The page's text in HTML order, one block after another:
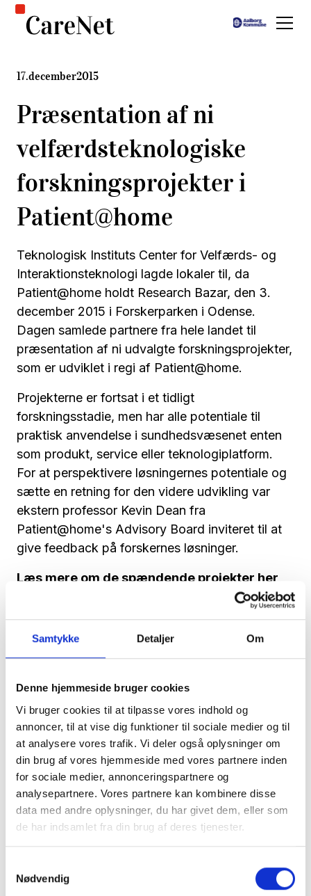
Samtykke Detaljer Om
Denne hjemmeside bruger cookies
Vi bruger cookies til at tilpasse vores indhold og
annoncer, til at vise dig funktioner til sociale medier og til
at analysere vores trafik. Vi deler også oplysninger om
din brug af vores hjemmeside med vores partnere inden
for sociale medier, annonceringspartnere og
analysepartnere. Vores partnere kan kombinere disse
data med andre oplysninger, du har givet dem, eller som
de har indsamlet fra din brug af deres tjenester.
Nødvendig
17.december2015
Præsentation af ni
velfærdsteknologiske
forskningsprojekter i
Patient@home
Teknologisk Instituts Center for Velfærds- og
Interaktionsteknologi lagde lokaler til, da
Patient@home holdt Research Bazar, den 3.
december 2015 i Forskerparken i Odense.
Dagen samlede partnere fra hele landet til
præsentation af ni udvalgte forskningsprojekter,
som er udviklet i regi af Patient@home.
Projekterne er fortsat i et tidligt
forskningsstadie, men har alle potentiale til
praktisk anvendelse i sundhedsvæsenet enten
som produkt, service eller teknologiplatform.
For at perspektivere løsningernes potentiale og
sætte en retning for den videre udvikling var
ekstern professor Kevin Dean fra
Patient@home's Advisory Board inviteret til at
give feedback på forskernes løsninger.
Læs mere om de spændende projekter her